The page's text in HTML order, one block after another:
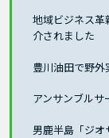
地域ビジネス革
介されました
豊川油田で野
アンサンブルサ
男鹿半島「ジ